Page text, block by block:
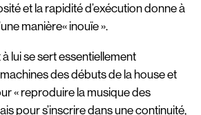
et la rapidité d’exécution donne à
manière« inouïe ».
lui se sert essentiellement
des débuts de la house et
« reproduire la musique des
pour s’inscrire dans une continuité,